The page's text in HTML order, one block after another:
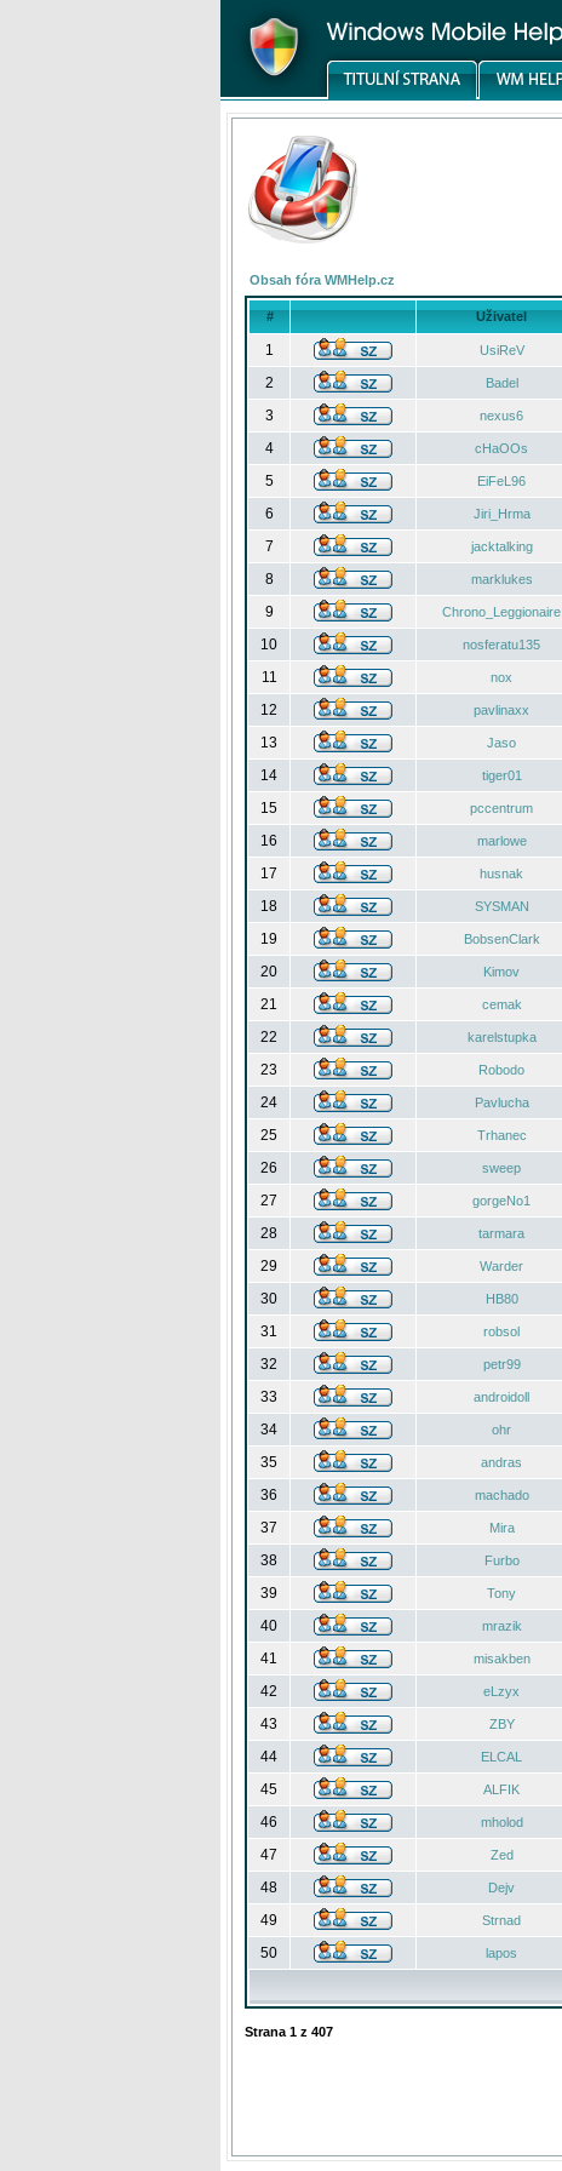
Obsah fóra WMHelp.cz
# Uživatel
1 UsiReV
2
Badel
3
nexus6
4
cHaOOs
5
EiFeL96
6
Jiri_Hrma
7
jacktalking
8
marklukes
9
Chrono_Leggionaire
10
nosferatu135
11
nox
12
pavlinaxx
13
Jaso
14
tiger01
15
pccentrum
16
marlowe
17
husnak
18
SYSMAN
19
BobsenClark
20
Kimov
21
cemak
22
karelstupka
23
Robodo
24
Pavlucha
25
Trhanec
26
sweep
27
gorgeNo1
28
tarmara
29
Warder
30
HB80
31
robsol
32
petr99
33
androidoll
34
ohr
35
andras
36
machado
37
Mira
38
Furbo
39
Tony
40
mrazik
41
misakben
42
eLzyx
43
ZBY
44
ELCAL
45
ALFIK
46
mholod
47
Zed
48
Dejv
49
Strnad
50
lapos
Strana 1 z 407